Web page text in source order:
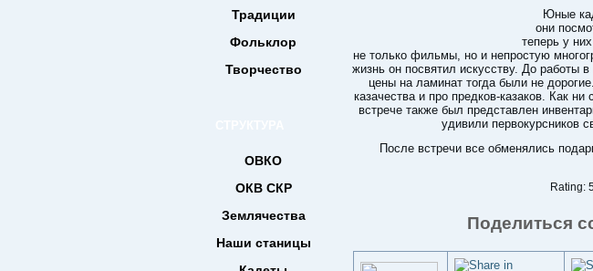
Традиции
Фольклор
Творчество
ОВКО
ОКВ СКР
Землячества
Наши станицы
Юные
они
теперь у
не только фильмы, но и непростую
жизнь он посвятил искусству. До работы
цены на ламинат тогда были не
казачества и про предков-казаков. Как
встрече также был представлен
удивили первокурсников
После встречи все обменялись
Rating:
Поделиться